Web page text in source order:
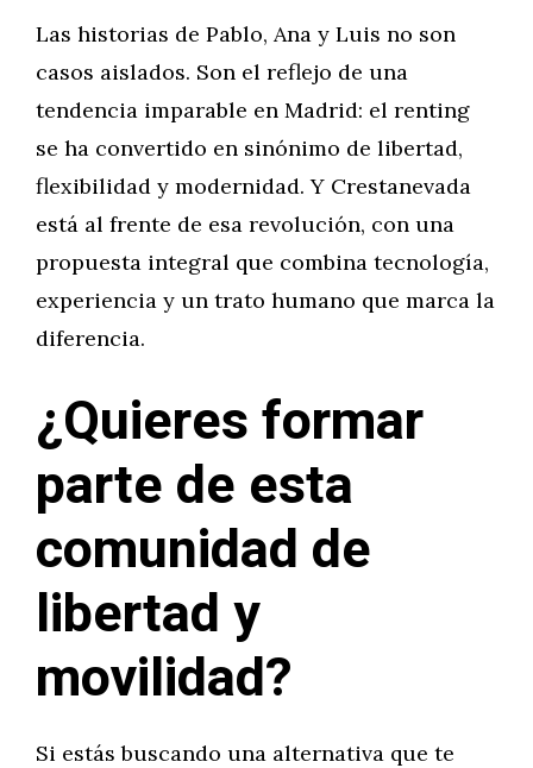
Las historias de Pablo, Ana y Luis no son
casos aislados. Son el reflejo de una
tendencia imparable en Madrid: el renting
se ha convertido en sinónimo de libertad,
flexibilidad y modernidad. Y Crestanevada
está al frente de esa revolución, con una
propuesta integral que combina tecnología,
experiencia y un trato humano que marca la
diferencia.
¿Quieres formar
parte de esta
comunidad de
libertad y
movilidad?
Si estás buscando una alternativa que te